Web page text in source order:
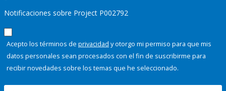
Notificaciones sobre Project P002792
Acepto los términos de privacidad y otorgo mi permiso para que mis
datos personales sean procesados con el fin de suscribirme para
recibir novedades sobre los temas que he seleccionado.